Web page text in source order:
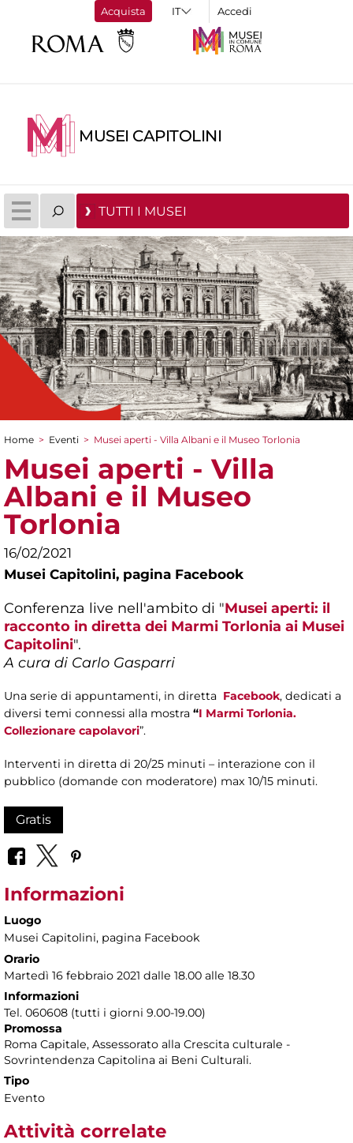
Acquista Accedi
MUSEI CAPITOLINI
TUTTI I MUSEI
Tu sei qui
Home > Eventi > Musei aperti - Villa Albani e il Museo Torlonia
Musei aperti - Villa
Albani e il Museo
Torlonia
16/02/2021
Musei Capitolini, pagina Facebook
Conferenza live nell'ambito di "Musei aperti: il
racconto in diretta dei Marmi Torlonia ai Musei
Capitolini".
A cura di Carlo Gasparri
Una serie di appuntamenti, in diretta Facebook, dedicati a
diversi temi connessi alla mostra “I Marmi Torlonia.
Collezionare capolavori”.
Interventi in diretta di 20/25 minuti – interazione con il
pubblico (domande con moderatore) max 10/15 minuti.
Gratis
Informazioni
Luogo
Musei Capitolini, pagina Facebook
Orario
Martedì 16 febbraio 2021 dalle 18.00 alle 18.30
Informazioni
Tel. 060608 (tutti i giorni 9.00-19.00)
Promossa
Roma Capitale, Assessorato alla Crescita culturale -
Sovrintendenza Capitolina ai Beni Culturali.
Tipo
Evento
Attività correlate